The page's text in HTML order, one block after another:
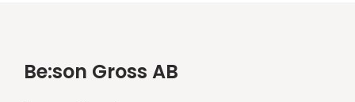
Be:son Gross AB